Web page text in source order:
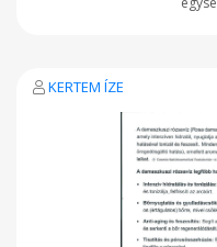
KERTEM ÍZE